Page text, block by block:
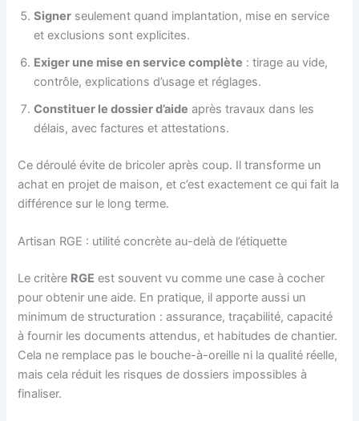
Signer seulement quand implantation, mise en service
et exclusions sont explicites.
Exiger une mise en service complète : tirage au vide,
contrôle, explications d’usage et réglages.
Constituer le dossier d’aide après travaux dans les
délais, avec factures et attestations.
Ce déroulé évite de bricoler après coup. Il transforme un
achat en projet de maison, et c’est exactement ce qui fait la
différence sur le long terme.
Artisan RGE : utilité concrète au-delà de l’étiquette
Le critère RGE est souvent vu comme une case à cocher
pour obtenir une aide. En pratique, il apporte aussi un
minimum de structuration : assurance, traçabilité, capacité
à fournir les documents attendus, et habitudes de chantier.
Cela ne remplace pas le bouche-à-oreille ni la qualité réelle,
mais cela réduit les risques de dossiers impossibles à
finaliser.